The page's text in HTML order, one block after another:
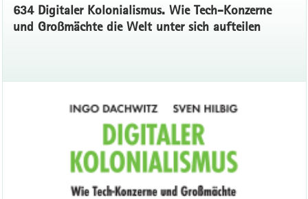
634 Digitaler Kolonialismus. Wie Tech-Konzerne
und Großmächte die Welt unter sich aufteilen